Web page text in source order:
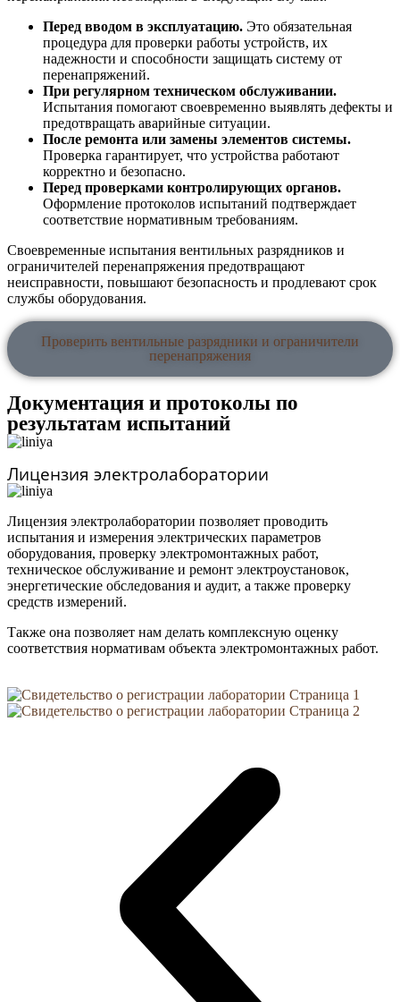
Перед вводом в эксплуатацию. Это обязательная
процедура для проверки работы устройств, их
надежности и способности защищать систему от
перенапряжений.
При регулярном техническом обслуживании.
Испытания помогают своевременно выявлять дефекты и
предотвращать аварийные ситуации.
После ремонта или замены элементов системы.
Проверка гарантирует, что устройства работают
корректно и безопасно.
Перед проверками контролирующих органов.
Оформление протоколов испытаний подтверждает
соответствие нормативным требованиям.
Своевременные испытания вентильных разрядников и
ограничителей перенапряжения предотвращают
неисправности, повышают безопасность и продлевают срок
службы оборудования.
Проверить вентильные разрядники и ограничители
перенапряжения
Документация и протоколы по
результатам испытаний
Лицензия электролаборатории
Лицензия электролаборатории позволяет проводить
испытания и измерения электрических параметров
оборудования, проверку электромонтажных работ,
техническое обслуживание и ремонт электроустановок,
энергетические обследования и аудит, а также проверку
средств измерений.
Также она позволяет нам делать комплексную оценку
соответствия нормативам объекта электромонтажных работ.